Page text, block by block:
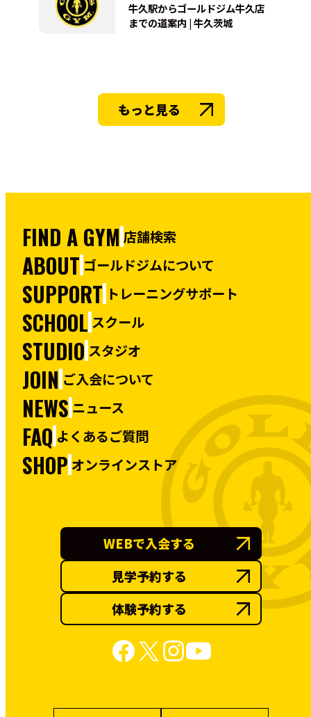
牛久駅からゴールドジム牛久店
までの道案内 | 牛久茨城
もっと見る
FIND A GYM 店舗検索
ABOUT ゴールドジムについて
SUPPORT トレーニングサポート
SCHOOL スクール
STUDIO スタジオ
JOIN ご入会について
NEWS ニュース
FAQ よくあるご質問
SHOP オンラインストア
WEBで入会する
見学予約する
体験予約する